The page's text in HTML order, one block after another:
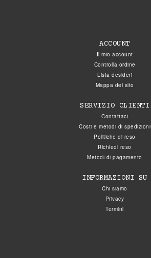
ACCOUNT
Il mio account
Controlla ordine
Lista desideri
Mappa del sito
SERVIZIO CLIENTI
Contattaci
Costi e metodi di spedizioni
Politiche di reso
Richiedi reso
Metodi di pagamento
INFORMAZIONI SU
Chi siamo
Privacy
Termini